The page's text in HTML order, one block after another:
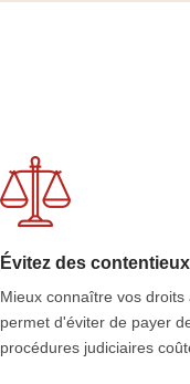
Évitez des contentieux
Mieux connaître vos
permet d'éviter de payer
procédures judiciaires